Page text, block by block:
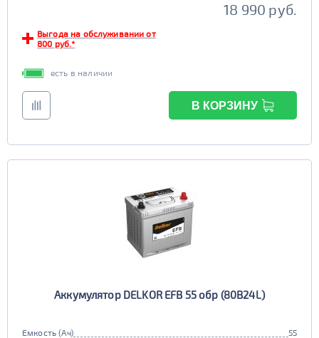
18 990 руб.
Выгода на обслуживании от
800 руб.*
есть в наличии
В КОРЗИНУ
Аккумулятор DELKOR EFB 55 обр (80B24L)
Емкость (Ач)
55